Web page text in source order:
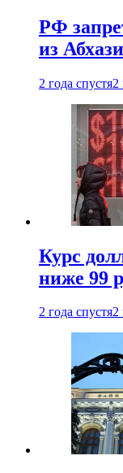
РФ
из
2 года спустя2
Курс
ниже 99
2 года спустя2